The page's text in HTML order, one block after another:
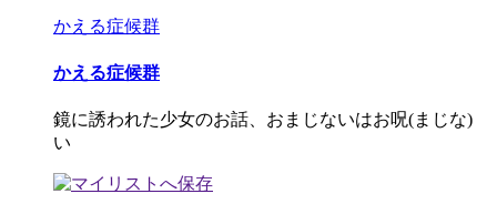
かえる症候群
かえる症候群
鏡に誘われた少女のお話、おまじないはお呪(まじな)
い